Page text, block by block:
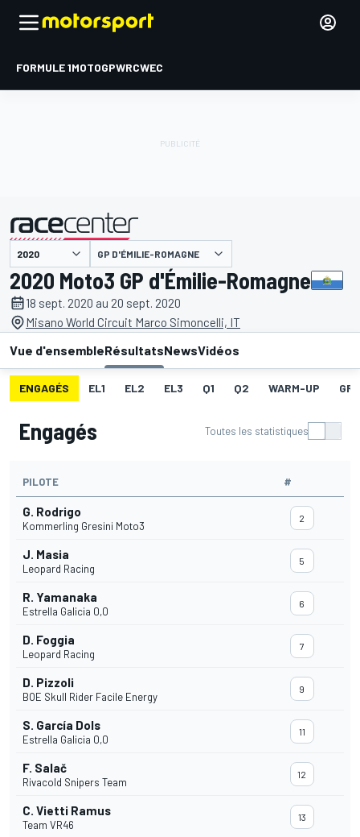
FORMULE 1MOTOGPWRCWEC
présenté par GP D'ÉMILIE-ROMAGNE
2020 Moto3 GP d'Émilie-Romagne
18 sept. 2020 au 20 sept. 2020
Misano World Circuit Marco Simoncelli, IT
Vue d'ensembleRésultatsNewsVidéos
ENGAGÉS EL1 EL2 EL3 Q1 Q2 WARM-UP
Engagés Toutes les statistiques
PILOTE #
G. Rodrigo
Kommerling Gresini Moto3
2
J. Masia
Leopard Racing
5
R. Yamanaka
Estrella Galicia 0,0
6
D. Foggia
Leopard Racing
7
D. Pizzoli
BOE Skull Rider Facile Energy
9
S. García Dols
Estrella Galicia 0,0
11
F. Salač
Rivacold Snipers Team
12
C. Vietti Ramus
Team VR46
13